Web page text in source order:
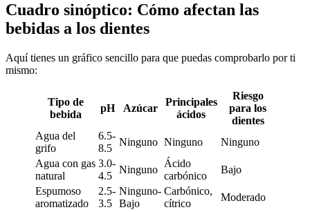
Cuadro sinóptico: Cómo afectan las
bebidas a los dientes
Aquí tienes un gráfico sencillo para que puedas comprobarlo por ti
mismo:
Tipo de
bebida
pH Azúcar
Principales
ácidos
Riesgo
para los
dientes
Agua del
grifo
6.5-
8.5
Ninguno Ninguno
Ninguno
Agua con gas
natural
3.0-
4.5
Ninguno
Ácido
carbónico
Bajo
Espumoso
aromatizado
2.5-
3.5
Ninguno-
Bajo
Carbónico,
cítrico
Moderado